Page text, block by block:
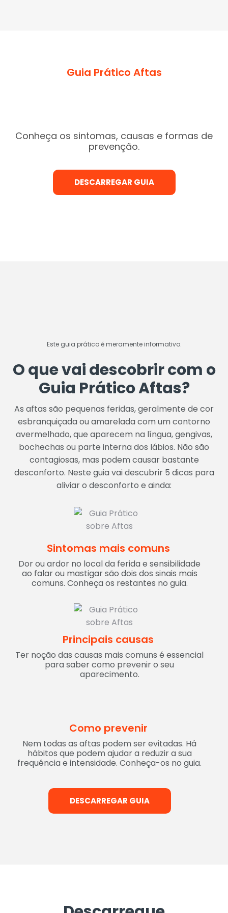
Guia Prático Aftas
Conheça os sintomas, causas e formas de
prevenção.
DESCARREGAR GUIA
Este guia prático é meramente informativo.
O que vai descobrir com o
Guia Prático Aftas?
As aftas são pequenas feridas, geralmente de cor
esbranquiçada ou amarelada com um contorno
avermelhado, que aparecem na língua, gengivas,
bochechas ou parte interna dos lábios. Não são
contagiosas, mas podem causar bastante
desconforto. Neste guia vai descubrir 5 dicas para
aliviar o desconforto e ainda:
Sintomas mais comuns
Dor ou ardor no local da ferida e sensibilidade
ao falar ou mastigar são dois dos sinais mais
comuns. Conheça os restantes no guia.
Principais causas
Ter noção das causas mais comuns é essencial
para saber como prevenir o seu
aparecimento.
Como prevenir
Nem todas as aftas podem ser evitadas. Há
hábitos que podem ajudar a reduzir a sua
frequência e intensidade. Conheça-os no guia.
DESCARREGAR GUIA